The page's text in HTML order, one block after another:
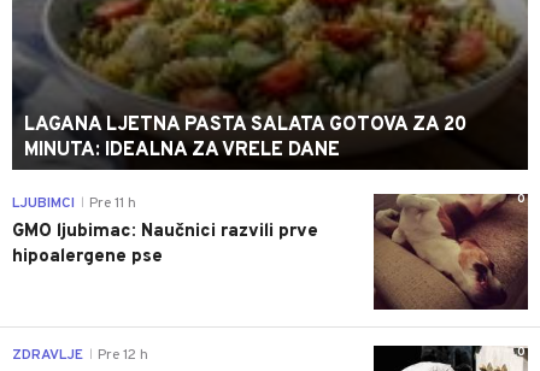
LAGANA LJETNA PASTA SALATA GOTOVA ZA 20
MINUTA: IDEALNA ZA VRELE DANE
0
LJUBIMCI Pre 11 h
GMO ljubimac: Naučnici razvili prve
hipoalergene pse
0
ZDRAVLJE Pre 12 h